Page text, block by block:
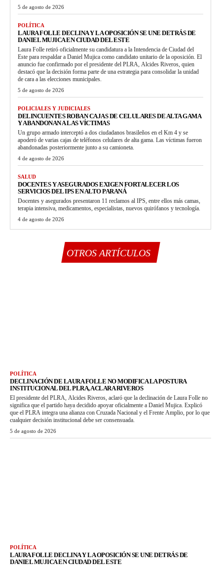
5 de agosto de 2026
POLÍTICA
LAURA FOLLE DECLINA Y LA OPOSICIÓN SE UNE DETRÁS DE
DANIEL MUJICA EN CIUDAD DEL ESTE
Laura Folle retiró oficialmente su candidatura a la Intendencia de Ciudad del
Este para respaldar a Daniel Mujica como candidato unitario de la oposición. El
anuncio fue confirmado por el presidente del PLRA, Alcides Riveros, quien
destacó que la decisión forma parte de una estrategia para consolidar la unidad
de cara a las elecciones municipales.
5 de agosto de 2026
POLICIALES Y JUDICIALES
DELINCUENTES ROBAN CAJAS DE CELULARES DE ALTA GAMA
Y ABANDONAN A LAS VÍCTIMAS
Un grupo armado interceptó a dos ciudadanos brasileños en el Km 4 y se
apoderó de varias cajas de teléfonos celulares de alta gama. Las víctimas fueron
abandonadas posteriormente junto a su camioneta.
4 de agosto de 2026
SALUD
DOCENTES Y ASEGURADOS EXIGEN FORTALECER LOS
SERVICIOS DEL IPS EN ALTO PARANÁ
Docentes y asegurados presentaron 11 reclamos al IPS, entre ellos más camas,
terapia intensiva, medicamentos, especialistas, nuevos quirófanos y tecnología.
4 de agosto de 2026
OTROS ARTÍCULOS
POLÍTICA
DECLINACIÓN DE LAURA FOLLE NO MODIFICA LA POSTURA
INSTITUCIONAL DEL PLRA, ACLARA RIVEROS
El presidente del PLRA, Alcides Riveros, aclaró que la declinación de Laura Folle no
significa que el partido haya decidido apoyar oficialmente a Daniel Mujica. Explicó
que el PLRA integra una alianza con Cruzada Nacional y el Frente Amplio, por lo que
cualquier decisión institucional debe ser consensuada.
5 de agosto de 2026
POLÍTICA
LAURA FOLLE DECLINA Y LA OPOSICIÓN SE UNE DETRÁS DE
DANIEL MUJICA EN CIUDAD DEL ESTE